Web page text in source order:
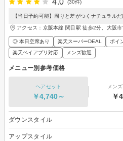
(30件)
【当日予約可能】周りと差がつくナチュラル
アクセス：京阪本線 関目駅 徒歩2分、大阪
◎ 本日空席あり 楽天スーパーDEAL
ポイ
楽天ペイアプリ対応
メンズ歓迎
メニュー別参考価格
ヘアセット
￥4,740～
メン
￥
ダウンスタイル
アップスタイル